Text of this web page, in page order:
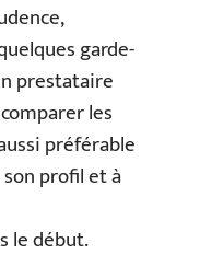
garde-
prestataire
les
préférable
profil et à
le début.